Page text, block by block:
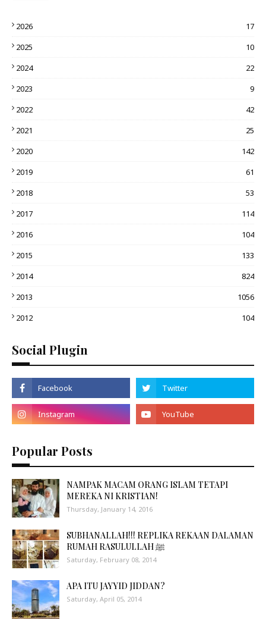
2026
17
2025
10
2024
22
2023
9
2022
42
2021
25
2020
142
2019
61
2018
53
2017
114
2016
104
2015
133
2014
824
2013
1056
2012
104
Social Plugin
Popular Posts
NAMPAK MACAM ORANG ISLAM TETAPI
MEREKA NI KRISTIAN!
Thursday, January 14, 2016
SUBHANALLAH!!! REPLIKA REKAAN DALAMAN
RUMAH RASULULLAH ﷺ
Saturday, February 08, 2014
APA ITU JAYYID JIDDAN?
Saturday, April 05, 2014